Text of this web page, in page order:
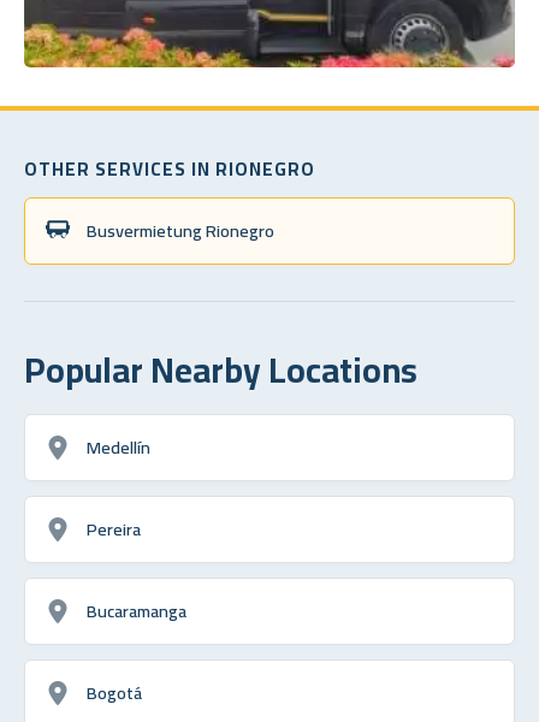
OTHER SERVICES IN RIONEGRO
Busvermietung Rionegro
Popular Nearby Locations
Medellín
Pereira
Bucaramanga
Bogotá